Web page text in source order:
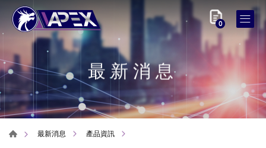
0
最新消息
最新消息 產品資訊